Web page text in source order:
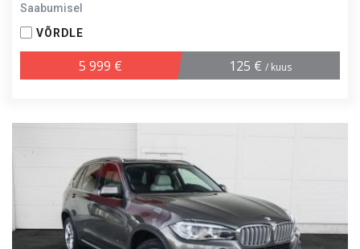
Saabumisel
VÕRDLE
5 999 € 125 € / kuus